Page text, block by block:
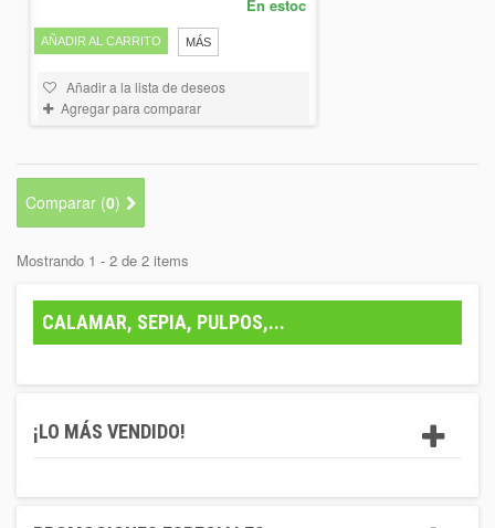
AÑADIR AL CARRITO MÁS
En estoc
Añadir a la lista de deseos
Agregar para comparar
Comparar (0)
Mostrando 1 - 2 de 2 items
CALAMAR, SEPIA, PULPOS,...
¡LO MÁS VENDIDO!